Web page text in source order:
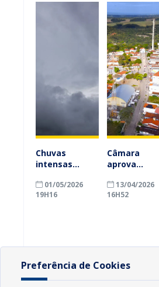
Chuvas
intensas
Prefeitura de
Conde a
01/05/2026
19H16
Câmara
aprova
salarial e
Prefeitura de
13/04/2026
16H52
Preferência de Cookies